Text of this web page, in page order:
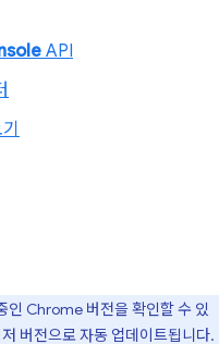
API
인 Chrome 버전을 확인할 수 있
버전으로 자동 업데이트됩니다.